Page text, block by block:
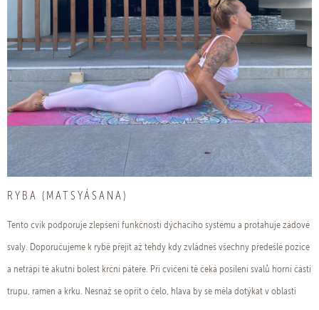
RYBA (MATSYÁSANA)
Tento cvik podporuje zlepšení funkčnosti dýchacího systému a protahuje zádové
svaly. Doporučujeme k rybě přejít až tehdy kdy zvládneš všechny předešlé pozice
a netrápí tě akutní bolest krční páteře. Při cvičení tě čeká posílení svalů horní části
trupu, ramen a krku. Nesnaž se opřít o čelo, hlava by se měla dotýkat v oblasti